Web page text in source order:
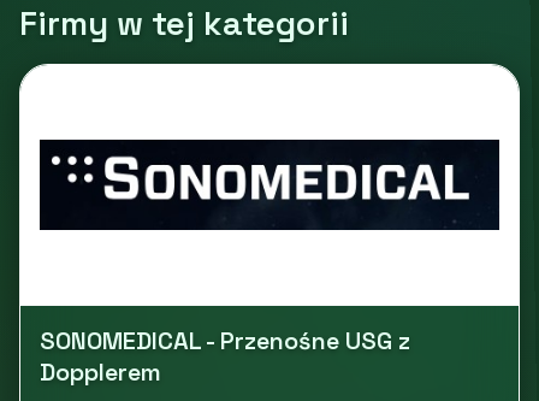
Firmy w tej kategorii
SONOMEDICAL - Przenośne USG z
Dopplerem